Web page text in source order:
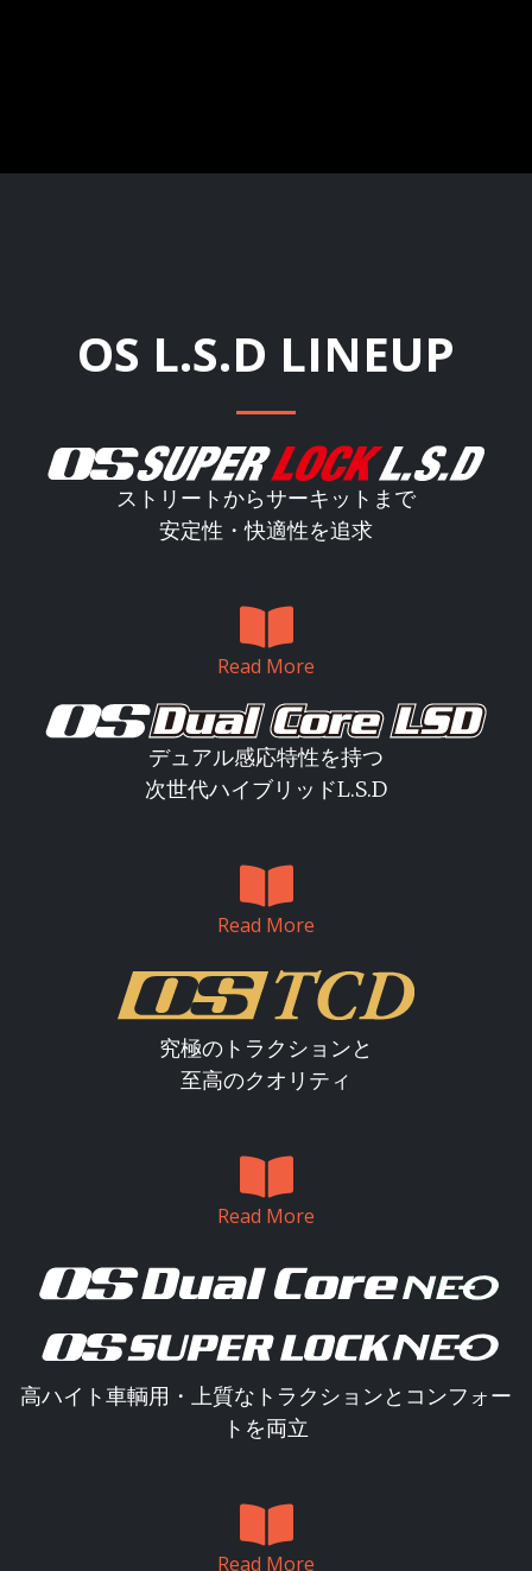
OS L.S.D LINEUP
ストリートからサーキットまで
安定性・快適性を追求
Read More
デュアル感応特性を持つ
次世代ハイブリッドL.S.D
Read More
究極のトラクションと
至高のクオリティ
Read More
高ハイト車輌用・上質なトラクションとコンフォー
トを両立
Read More